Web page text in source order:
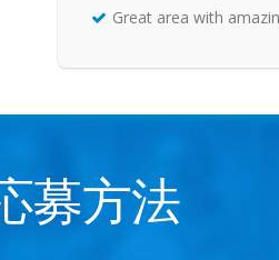
Great area with
募方法